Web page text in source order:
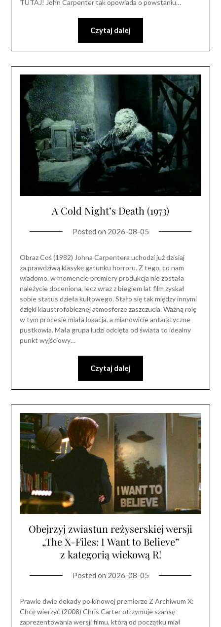
TUTAJ! John Carpenter tak opowiada o powstaniu…
Czytaj dalej
A Cold Night’s Death (1973)
Posted on 2026-08-05
Obraz Coś (1982) Johna Carpentera uchodzi już dzisiaj
za prawdziwą klasykę gatunku horroru. Z tego, co nam
wiadomo, w momencie premiery produkcja nie została
należycie doceniona, lecz wraz z biegiem lat film zyskał
sobie status dzieła kultowego. Stało się tak między innymi
dzięki klaustrofobicznej atmosferze zaszczucia. Ważną rolę
w tym procesie miała lokacja, a mianowicie antarktyczne
pustkowia. Mała grupa ludzi odcięta od świata to idealny
punkt wyjściowy…
Czytaj dalej
Obejrzyj zwiastun reżyserskiej wersji
„The X-Files: I Want to Believe”
z kategorią wiekową R!
Posted on 2026-08-05
Prawie dwie dekady po kinowej premierze Z Archiwum X:
Chcę wierzyć (2008) Chris Carter otrzymuje szansę
zaprezentowania wersji filmu, którą od początku miał